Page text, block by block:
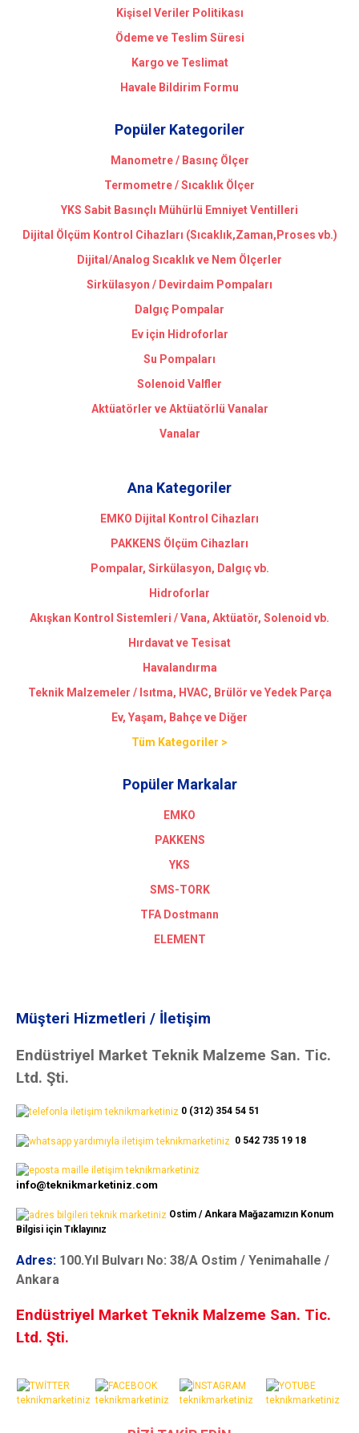
Kişisel Veriler Politikası
Ödeme ve Teslim Süresi
Kargo ve Teslimat
Havale Bildirim Formu
Popüler Kategoriler
Manometre / Basınç Ölçer
Termometre / Sıcaklık Ölçer
YKS Sabit Basınçlı Mühürlü Emniyet Ventilleri
Dijital Ölçüm Kontrol Cihazları (Sıcaklık,Zaman,Proses vb.)
Dijital/Analog Sıcaklık ve Nem Ölçerler
Sirkülasyon / Devirdaim Pompaları
Dalgıç Pompalar
Ev için Hidroforlar
Su Pompaları
Solenoid Valfler
Aktüatörler ve Aktüatörlü Vanalar
Vanalar
Ana Kategoriler
EMKO Dijital Kontrol Cihazları
PAKKENS Ölçüm Cihazları
Pompalar, Sirkülasyon, Dalgıç vb.
Hidroforlar
Akışkan Kontrol Sistemleri / Vana, Aktüatör, Solenoid vb.
Hırdavat ve Tesisat
Havalandırma
Teknik Malzemeler / Isıtma, HVAC, Brülör ve Yedek Parça
Ev, Yaşam, Bahçe ve Diğer
Tüm Kategoriler >
Popüler Markalar
EMKO
PAKKENS
YKS
SMS-TORK
TFA Dostmann
ELEMENT
Müşteri Hizmetleri / İletişim
Endüstriyel Market Teknik Malzeme San. Tic.
Ltd. Şti.
0 (312) 354 54 51
0 542 735 19 18
info@teknikmarketiniz.com
Ostim / Ankara Mağazamızın Konum
Bilgisi için Tıklayınız
Adres: 100.Yıl Bulvarı No: 38/A Ostim / Yenimahalle /
Ankara
Endüstriyel Market Teknik Malzeme San. Tic.
Ltd. Şti.